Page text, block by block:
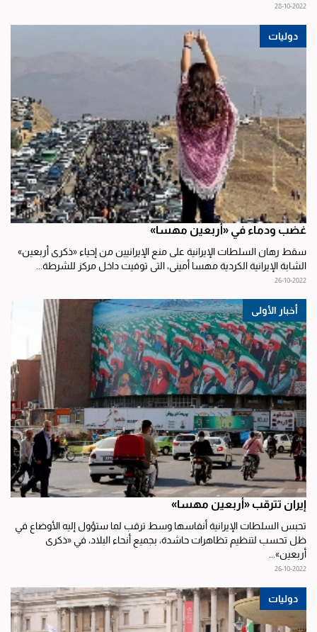
28-10-2022
دوليات
غضب ودماء في «أربعين مهسا»
سقط رهان السلطات الإيرانية على منع الإيرانيين من إحياء «ذكرى أربعين»
الشابة الإيرانية الكردية مهسا أميني، التي توفيت داخل مركز للشرطة...
26-10-2022
أخبار الأولى
إيران تترقب «أربعين مهسا»
تحبس السلطات الإيرانية أنفاسها وسط ترقب لما ستؤول إليه الأوضاع في
ظل تحسب لتنظيم تظاهرات حاشدة، بجميع أنحاء البلاد، في «ذكرى
أربعين»...
26-10-2022
دوليات